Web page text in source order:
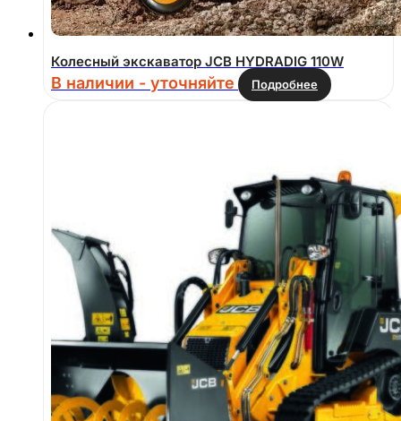
Колесный экскаватор JCB HYDRADIG 110W
В наличии - уточняйте Подробнее